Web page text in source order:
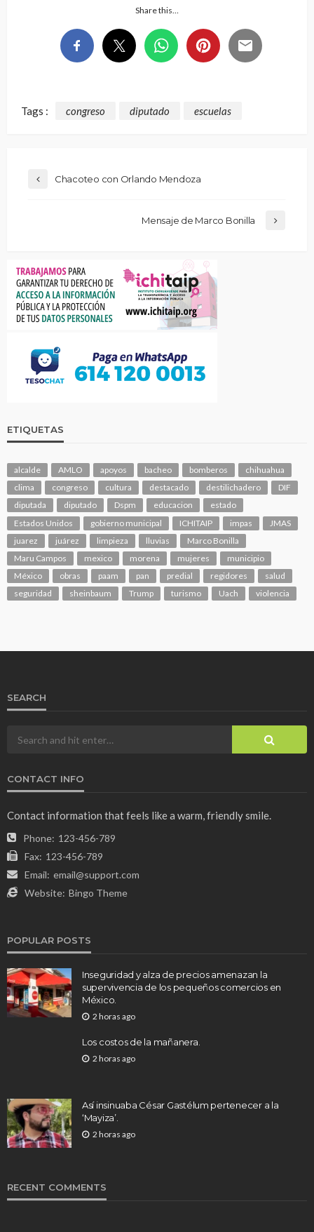
Share this…
Tags : congreso diputado escuelas
Chacoteo con Orlando Mendoza
Mensaje de Marco Bonilla
ETIQUETAS
alcalde AMLO apoyos bacheo bomberos
chihuahua
clima
congreso cultura destacado destilichadero
DIF
diputada
diputado Dspm educacion
estado
Estados Unidos
gobierno municipal ICHITAIP impas
JMAS
juarez
juárez limpieza lluvias
Marco Bonilla
Maru Campos
mexico morena mujeres
municipio
México
obras paam pan predial regidores
salud
seguridad
sheinbaum Trump turismo Uach violencia
SEARCH
CONTACT INFO
Contact information that feels like a warm, friendly smile.
Phone: 123-456-789
Fax: 123-456-789
Email: email@support.com
Website: Bingo Theme
POPULAR POSTS
Inseguridad y alza de precios amenazan la
supervivencia de los pequeños comercios en
México.
2 horas ago
Los costos de la mañanera.
2 horas ago
Así insinuaba César Gastélum pertenecer a la
‘Mayiza’.
2 horas ago
RECENT COMMENTS